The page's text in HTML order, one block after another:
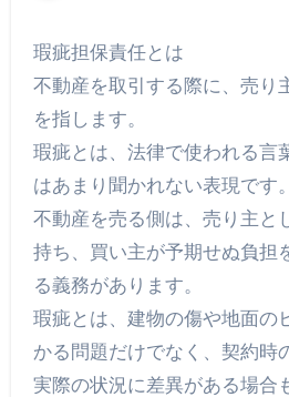
瑕疵担保責任とは
不動産を取引する際に、売り
を指します。
瑕疵とは、法律で使われる言
はあまり聞かれない表現です。
不動産を売る側は、売り主と
持ち、買い主が予期せぬ負担
る義務があります。
瑕疵とは、建物の傷や地面の
かる問題だけでなく、契約時
実際の状況に差異がある場合